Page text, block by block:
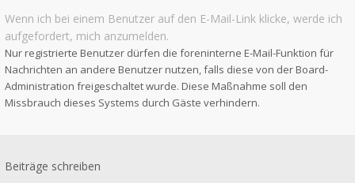
Wenn ich bei einem Benutzer auf den E-Mail-Link klicke, werde ich
aufgefordert, mich anzumelden.
Nur registrierte Benutzer dürfen die foreninterne E-Mail-Funktion für
Nachrichten an andere Benutzer nutzen, falls diese von der Board-
Administration freigeschaltet wurde. Diese Maßnahme soll den
Missbrauch dieses Systems durch Gäste verhindern.
Beiträge schreiben